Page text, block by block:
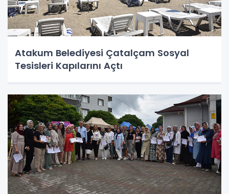
Atakum Belediyesi Çatalçam Sosyal
Tesisleri Kapılarını Açtı